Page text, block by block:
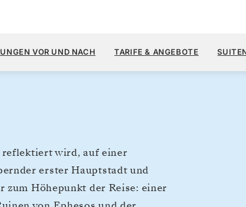
12 TAGE
PRO GAST, MIT DEM TARIF ALL-
VOR UND NACH TARIFE & ANGEBOTE
reflektiert wird, auf einer
erster Hauptstadt und
zum Höhepunkt der Reise: einer